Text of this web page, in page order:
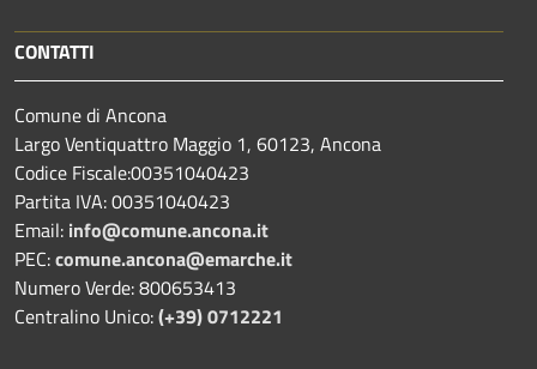
CONTATTI
Comune di Ancona
Largo Ventiquattro Maggio 1, 60123, Ancona
Codice Fiscale:00351040423
Partita IVA: 00351040423
Email: info@comune.ancona.it
PEC:comune.ancona@emarche.it
Numero Verde: 800653413
Centralino Unico:(+39) 0712221